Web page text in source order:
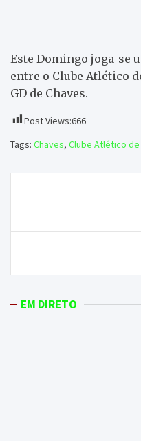
Este Domingo joga-se
entre o Clube Atlético
GD de Chaves.
Post Views:666
Tags: Chaves, Clube Atlético
artigos
EM DIRETO